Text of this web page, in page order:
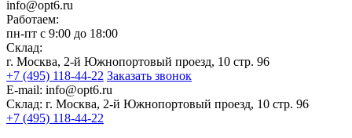
info@opt6.ru
Работаем:
пн-пт с 9:00 до 18:00
Склад:
г. Москва, 2-й Южнопортовый проезд, 10 стр. 96
+7 (495) 118-44-22 Заказать звонок
E-mail: info@opt6.ru
Склад: г. Москва, 2-й Южнопортовый проезд, 10 стр. 96
+7 (495) 118-44-22